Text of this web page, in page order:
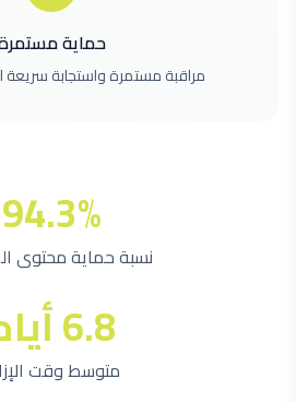
حماية
مراقبة مستمرة واستجابة سريعة
94.3%
نسبة حماية محتوى
6.8 أيام
متوسط وقت